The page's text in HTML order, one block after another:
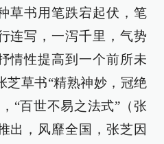
书用笔跌宕起伏，笔
连写，一泻千里，气势
情性提高到一个前所未
芝草书“精熟神妙，冠绝
“百世不易之法式”（张
出，风靡全国，张芝因